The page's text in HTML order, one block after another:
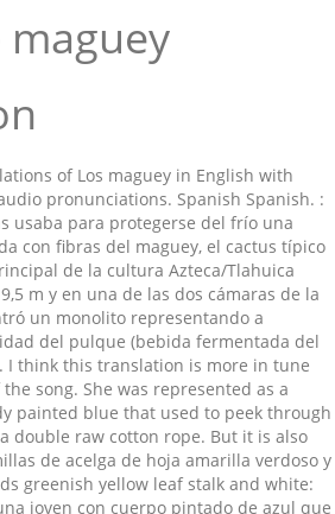
maguey
of Los maguey in English with
pronunciations. Spanish Spanish. :
usaba para protegerse del frío una
con fibras del maguey, el cactus típico
de la cultura Azteca/Tlahuica
m y en una de las dos cámaras de la
un monolito representando a
del pulque (bebida fermentada del
I think this translation is more in tune
song. She was represented as a
painted blue that used to peek through
double raw cotton rope. But it is also
de acelga de hoja amarilla verdoso y
greenish yellow leaf stalk and white:
joven con cuerpo pintado de azul que